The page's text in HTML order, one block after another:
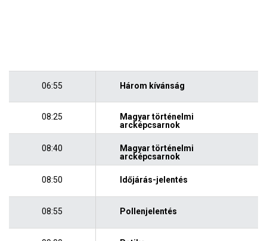
06:55 Három kívánság
08:25
Magyar történelmi
arcképcsarnok
08:40
Magyar történelmi
arcképcsarnok
08:50 Időjárás-jelentés
08:55 Pollenjelentés